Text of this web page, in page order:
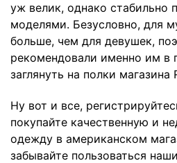
уж велик, однако стабильно
моделями. Безусловно, для
больше, чем для девушек,
рекомендовали именно им в
заглянуть на полки магазина
Ну вот и все,
покупайте качественную и
одежду в американском
забывайте пользоваться